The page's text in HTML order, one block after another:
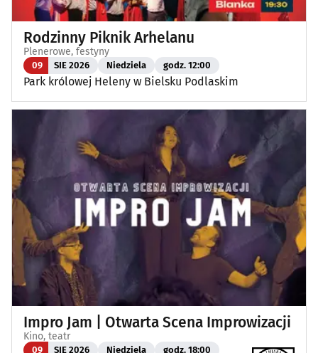
Rodzinny Piknik Arhelanu
Plenerowe, festyny
09 SIE 2026 Niedziela godz. 12:00
Park królowej Heleny w Bielsku Podlaskim
Impro Jam | Otwarta Scena Improwizacji
Kino, teatr
09 SIE 2026 Niedziela godz. 18:00